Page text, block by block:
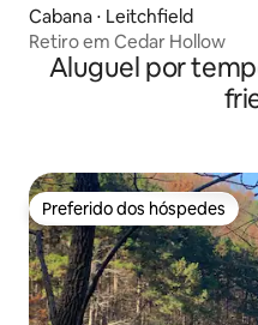
Cabana ⋅ Leitchfield
Retiro em Cedar Hollow
Aluguel por
Preferido dos hóspedes
Preferido dos hóspedes